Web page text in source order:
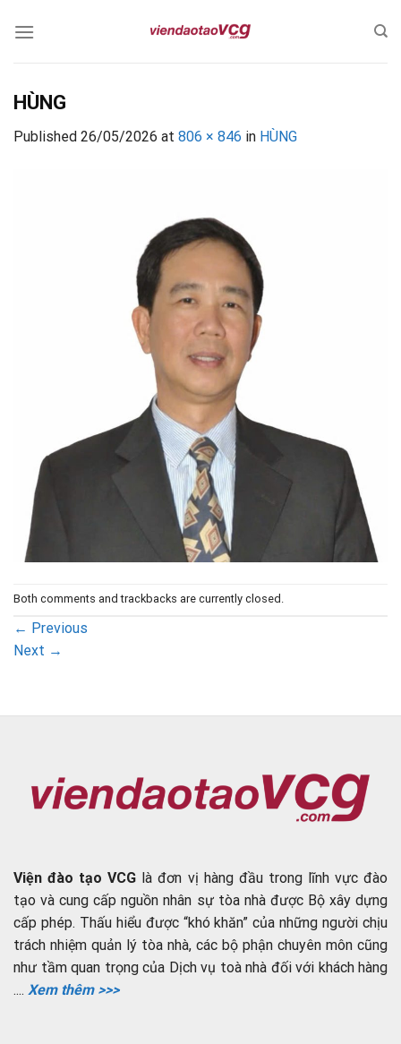
HÙNG
Published 26/05/2026 at 806 × 846 in HÙNG
Both comments and trackbacks are currently closed.
← Previous
Next →
Viện đào tạo VCG là đơn vị hàng đầu trong lĩnh vực đào
tạo và cung cấp nguồn nhân sự tòa nhà được Bộ xây dựng
cấp phép. Thấu hiểu được “khó khăn” của những người chịu
trách nhiệm quản lý tòa nhà, các bộ phận chuyên môn cũng
như tầm quan trọng của Dịch vụ toà nhà đối với khách hàng
.... Xem thêm >>>